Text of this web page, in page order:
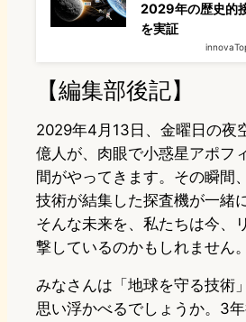
2029年の歴史的
を実証
【編集部後記】
2029年4月13日、金曜日の夜
億人が、肉眼で小惑星アポフ
間がやってきます。その瞬間
技術が結集した探査機が一
そんな未来を、私たちは今、
撃しているのかもしれません。
みなさんは「地球を守る技術
思い浮かべるでしょうか。3